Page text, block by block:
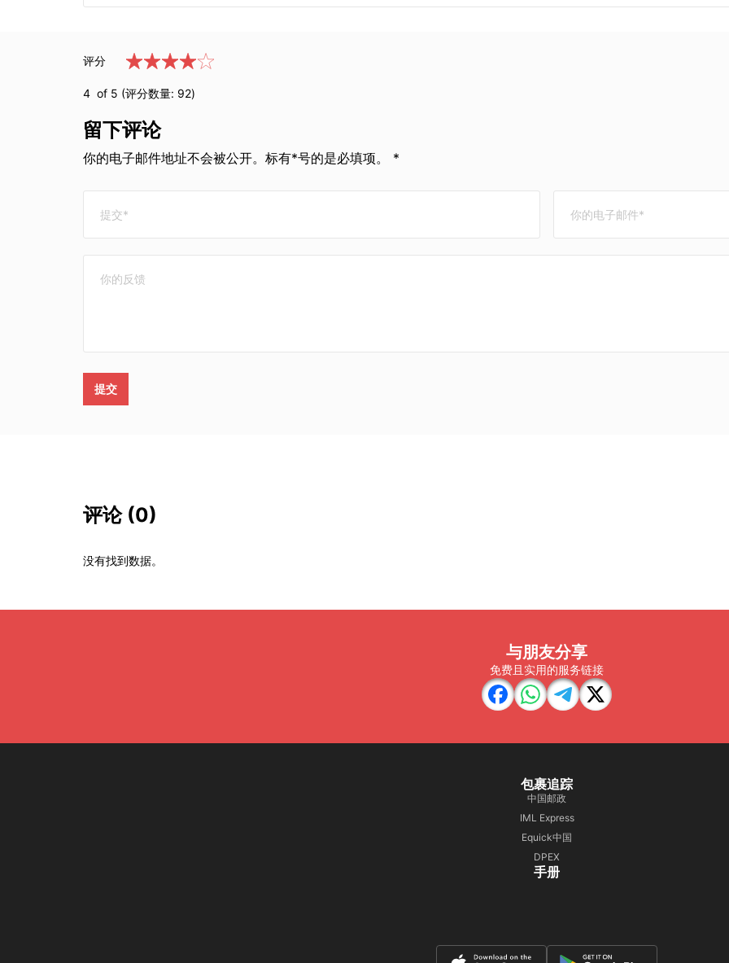
评分
4 of 5 (评分数量: 92)
留下评论
你的电子邮件地址不会被公开。标有*号的是必填项。 *
提交
评论 (0)
没有找到数据。
与朋友分享
免费且实用的服务链接
包裹追踪
中国邮政
IML Express
Equick中国
DPEX
手册